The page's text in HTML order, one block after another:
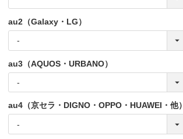
au2（Galaxy・LG）
au3（AQUOS・URBANO）
au4（京セラ・DIGNO・OPPO・HUAWEI・他）